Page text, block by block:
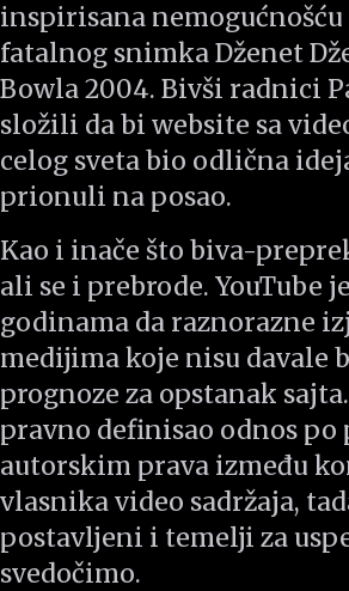
inspirisana
fatalnog snimka Dženet
Bowla 2004. Bivši radnici
složili da bi website sa
celog sveta bio odlična
prionuli na posao.
Kao i inače što biva-
ali se i prebrode. YouTube
godinama da raznorazne
medijima koje nisu davale
prognoze za opstanak
pravno definisao odnos po
autorskim prava između
vlasnika video sadržaja,
postavljeni i temelji za
svedočimo.